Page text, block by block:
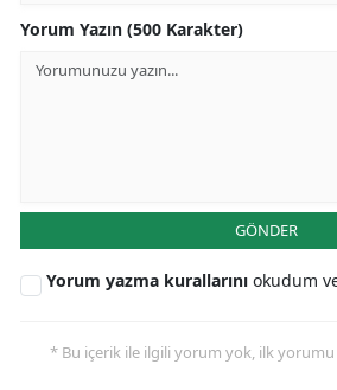
Yorum Yazın (500 Karakter)
GÖNDER
Yorum yazma kurallarını okudum
* Bu içerik ile ilgili yorum yok, ilk yorumu